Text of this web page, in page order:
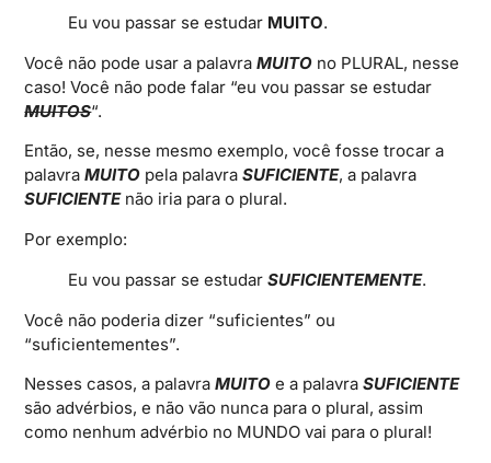
Eu vou passar se estudar MUITO.
Você não pode usar a palavraMUITO no PLURAL, nesse
caso! Você não pode falar “eu vou passar se estudar
MUITOS“.
Então, se, nesse mesmo exemplo, você fosse trocar a
palavraMUITO pela palavraSUFICIENTE, a palavra
SUFICIENTEnão iria para o plural.
Por exemplo:
Eu vou passar se estudarSUFICIENTEMENTE.
Você não poderia dizer “suficientes” ou
“suficientementes”.
Nesses casos, a palavraMUITO e a palavraSUFICIENTE
são advérbios, e não vão nunca para o plural, assim
como nenhum advérbio no MUNDO vai para o plural!